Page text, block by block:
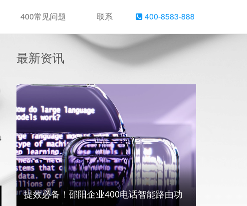
400常见问题 联系 400-8583-888
最新资讯
提效必备！邵阳企业400电话智能路由功